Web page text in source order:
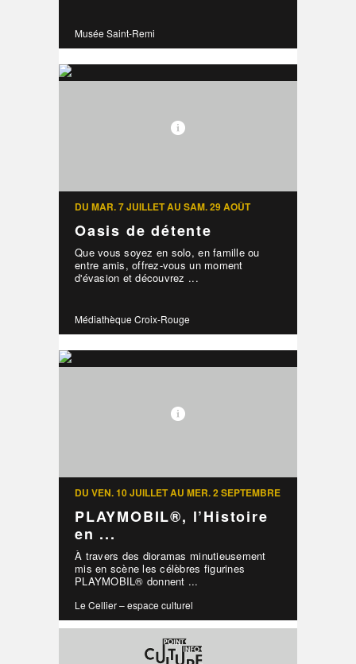
Musée Saint-Remi
DU MAR. 7 JUILLET AU SAM. 29 AOÛT
Oasis de détente
Que vous soyez en solo, en famille ou
entre amis, offrez-vous un moment
d'évasion et découvrez ...
Médiathèque Croix-Rouge
DU VEN. 10 JUILLET AU MER. 2 SEPTEMBRE
PLAYMOBIL®, l’Histoire
en ...
À travers des dioramas minutieusement
mis en scène les célèbres figurines
PLAYMOBIL® donnent ...
Le Cellier – espace culturel